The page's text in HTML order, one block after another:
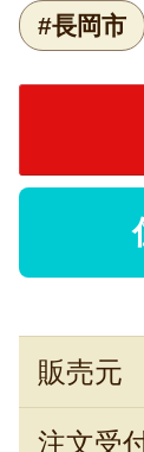
#長岡市
販売元
注文受